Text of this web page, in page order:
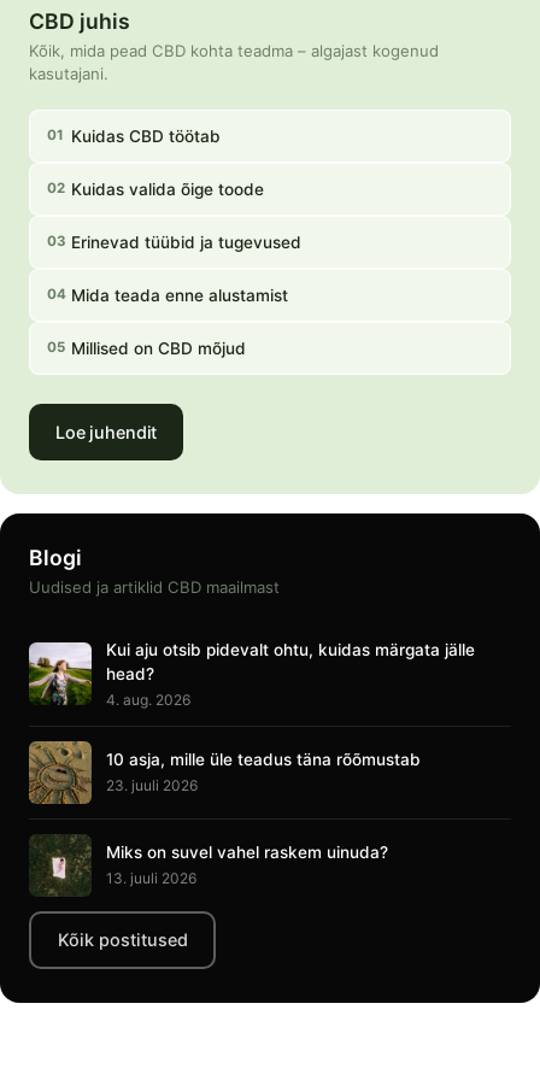
CBD juhis
Kõik, mida pead CBD kohta teadma – algajast kogenud
kasutajani.
01 Kuidas CBD töötab
02 Kuidas valida õige toode
03 Erinevad tüübid ja tugevused
04 Mida teada enne alustamist
05 Millised on CBD mõjud
Loe juhendit
Blogi
Uudised ja artiklid CBD maailmast
Kui aju otsib pidevalt ohtu, kuidas märgata jälle
head?
4. aug. 2026
10 asja, mille üle teadus täna rõõmustab
23. juuli 2026
Miks on suvel vahel raskem uinuda?
13. juuli 2026
Kõik postitused